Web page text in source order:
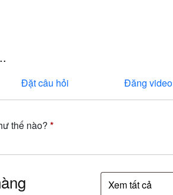
Đặt câu hỏi Đăng video
thế nào? *